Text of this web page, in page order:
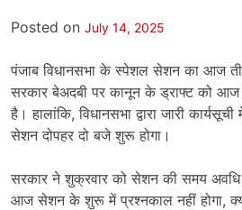
Posted on July 14, 2025
पंजाब विधानसभा के स्पेशल सेशन का आज
सरकार बेअदबी पर कानून के ड्राफ्ट को
है। हालांकि, विधानसभा द्वारा जारी
सेशन दोपहर दो बजे शुरू होगा।
सरकार ने शुक्रवार को सेशन की समय
आज सेशन के शुरू में प्रश्नकाल नहीं होगा,